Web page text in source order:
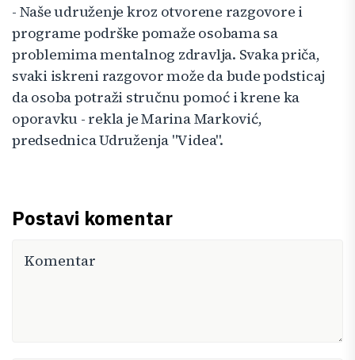
- Naše udruženje kroz otvorene razgovore i
programe podrške pomaže osobama sa
problemima mentalnog zdravlja. Svaka priča,
svaki iskreni razgovor može da bude podsticaj
da osoba potraži stručnu pomoć i krene ka
oporavku - rekla je Marina Marković,
predsednica Udruženja "Videa".
Postavi komentar